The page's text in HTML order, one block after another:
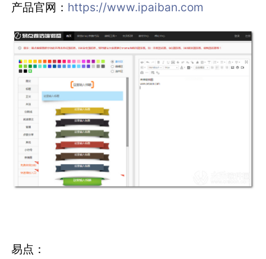
产品官网： https://www.ipaiban.com
易点：